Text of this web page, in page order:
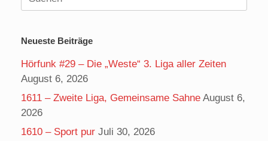
nach:
Neueste Beiträge
Hörfunk #29 – Die „Weste“ 3. Liga aller Zeiten
August 6, 2026
1611 – Zweite Liga, Gemeinsame Sahne August 6,
2026
1610 – Sport pur Juli 30, 2026